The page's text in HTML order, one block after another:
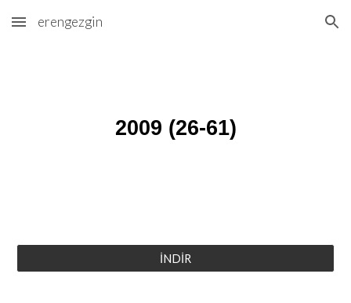
Skip to main content Skip to navigation
erengezgin
2009 (26-61)
İNDİR